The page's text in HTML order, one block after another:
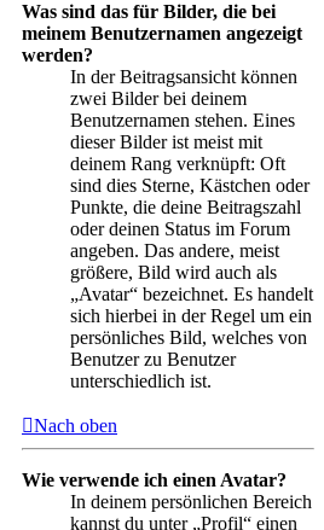
Was sind das für Bilder, die bei
meinem Benutzernamen angezeigt
werden?
In der Beitragsansicht können
zwei Bilder bei deinem
Benutzernamen stehen. Eines
dieser Bilder ist meist mit
deinem Rang verknüpft: Oft
sind dies Sterne, Kästchen oder
Punkte, die deine Beitragszahl
oder deinen Status im Forum
angeben. Das andere, meist
größere, Bild wird auch als
„Avatar“ bezeichnet. Es handelt
sich hierbei in der Regel um ein
persönliches Bild, welches von
Benutzer zu Benutzer
unterschiedlich ist.
Nach oben
Wie verwende ich einen Avatar?
In deinem persönlichen Bereich
kannst du unter „Profil“ einen